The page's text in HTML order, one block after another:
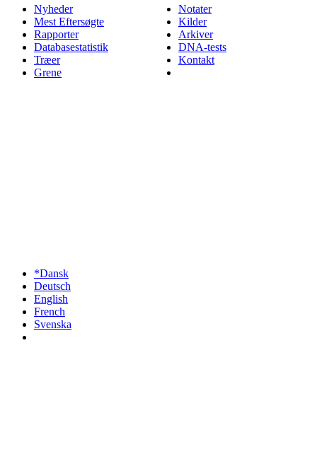
Nyheder
Mest Eftersøgte
Rapporter
Databasestatistik
Træer
Grene
Notater
Kilder
Arkiver
DNA-tests
Kontakt
*Dansk
Deutsch
English
French
Svenska